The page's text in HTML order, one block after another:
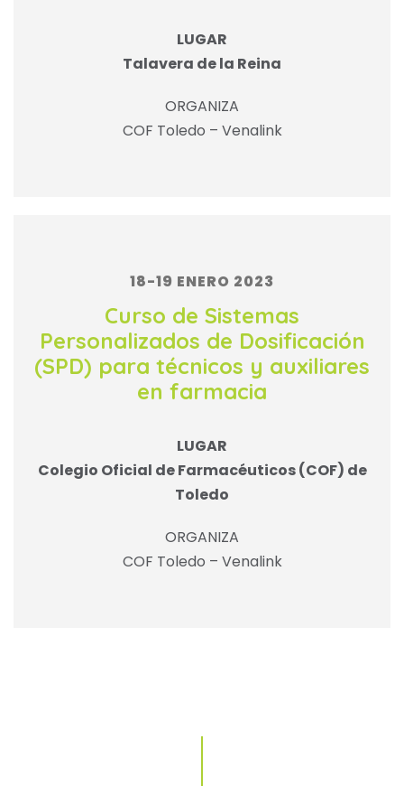
LUGAR
Talavera de la Reina
ORGANIZA
COF Toledo – Venalink
18-19 ENERO 2023
Curso de Sistemas
Personalizados de Dosificación
(SPD) para técnicos y auxiliares
en farmacia
LUGAR
Colegio Oficial de Farmacéuticos (COF) de
Toledo
ORGANIZA
COF Toledo – Venalink